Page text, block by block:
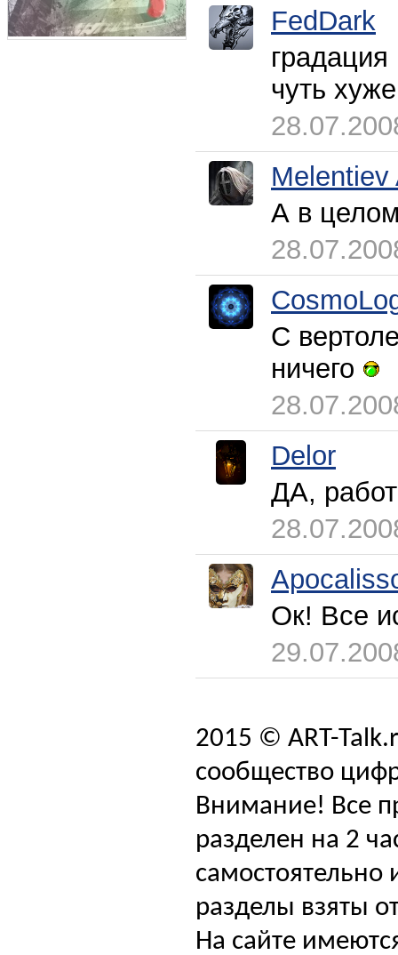
FedDark
чуть
Melentiev
А в
С
ничего
Delor
ДА,
Ок! Все
2015 © ART-
сообщество
Внимание! Все
разделен на 2
самостоятельно
разделы взяты
На сайте